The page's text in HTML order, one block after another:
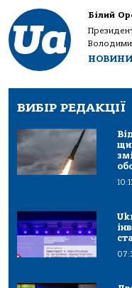
Білий
ВИБІР РЕДАКЦІЇ